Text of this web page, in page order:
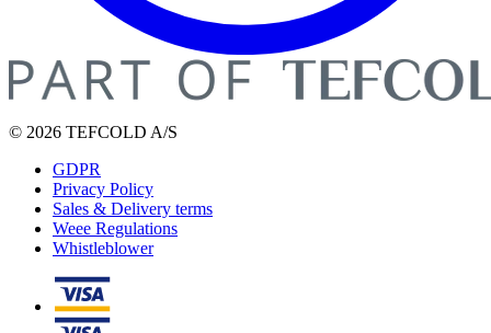
© 2026 TEFCOLD A/S
GDPR
Privacy Policy
Sales & Delivery terms
Weee Regulations
Whistleblower